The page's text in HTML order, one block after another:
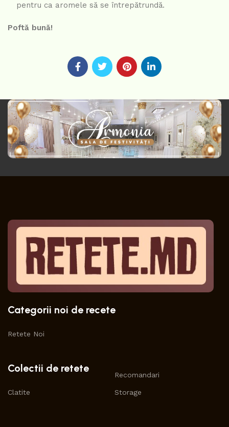
pentru ca aromele să se întrepătrundă.
Poftă bună!
Categorii noi de recete
Retete Noi
Colectii de retete
Clatite
Recomandari
Storage